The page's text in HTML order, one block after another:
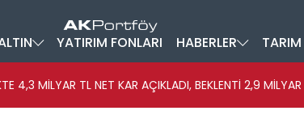
YATIRIM FONLARI HABERLER TARIM
4,3 MİLYAR TL NET KAR AÇIKLADI, BEKLENTİ 2,9